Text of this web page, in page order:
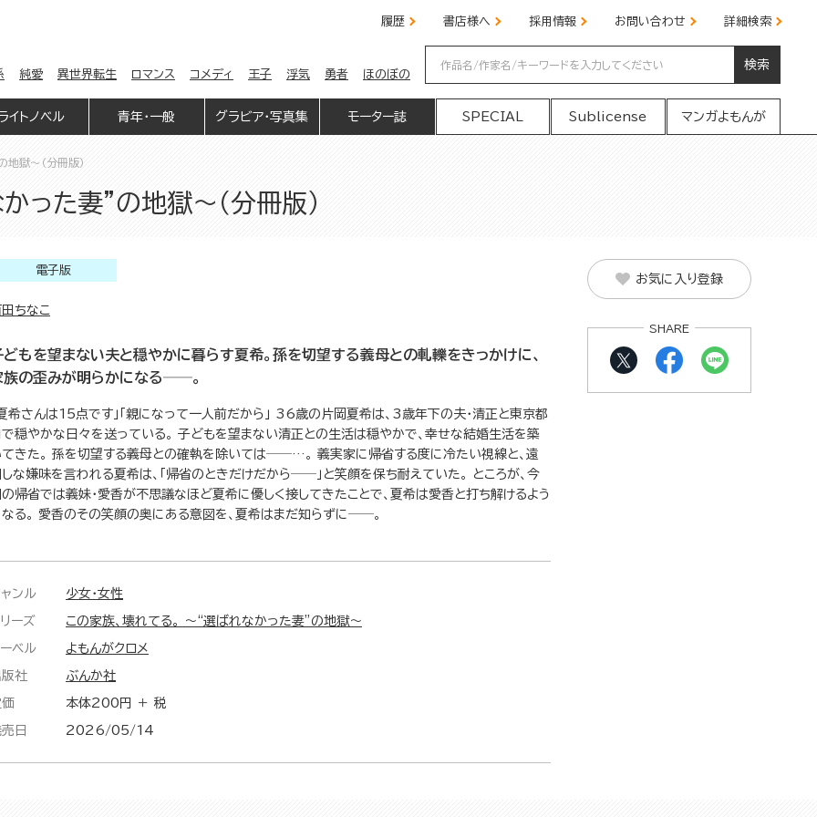
履歴 書店様へ 採用情報 お問い合わせ 詳細検索
純愛 異世界転生 ロマンス コメディ 王子 浮気 勇者 ほのぼの
検索
イトノベル 青年・一般 グラビア・写真集 モーター誌 SPECIAL Sublicense マンガよもんが
獄～（分冊版）
った妻”の地獄～（分冊版）
電子版
ちなこ
どもを望まない夫と穏やかに暮らす夏希。孫を切望する義母との軋轢をきっかけに、
族の歪みが明らかになる──。
希さんは15点です」「親になって一人前だから」 36歳の片岡夏希は、3歳年下の夫・清正と東京都
穏やかな日々を送っている。 子どもを望まない清正との生活は穏やかで、幸せな結婚生活を築
きた。 孫を切望する義母との確執を除いては──…。 義実家に帰省する度に冷たい視線と、遠
な嫌味を言われる夏希は、「帰省のときだけだから──」と笑顔を保ち耐えていた。 ところが、今
帰省では義妹・愛香が不思議なほど夏希に優しく接してきたことで、夏希は愛香と打ち解けるよう
る。 愛香のその笑顔の奥にある意図を、夏希はまだ知らずに──。
ンル 少女・女性
ーズ この家族、壊れてる。 ～“選ばれなかった妻”の地獄～
ベル よもんがクロメ
社 ぶんか社
本体200円 ＋ 税
日 2026/05/14
お気に入り登録
SHARE